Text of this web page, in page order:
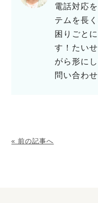
電話対応
テムを長
困りごと
す！たい
がら形に
問い合わ
« 前の記事へ